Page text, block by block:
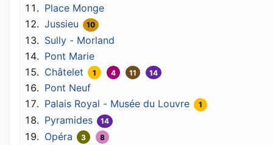
Place Monge
Jussieu
10
Sully - Morland
Pont Marie
Châtelet
1 4 11 14
Pont Neuf
Palais Royal - Musée du Louvre
1
Pyramides 14
Opéra 3 8